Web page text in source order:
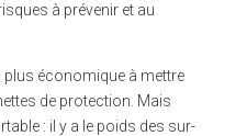
à prévenir et au
plus économique à mettre
de protection. Mais
: il y a le poids des sur-